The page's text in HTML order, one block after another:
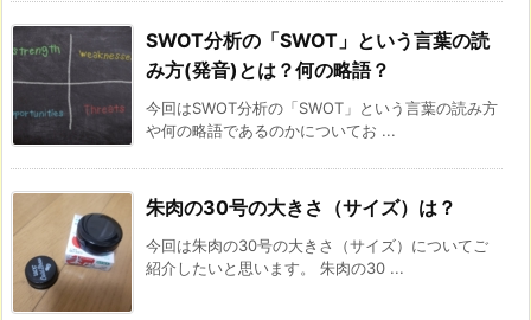
SWOT分析の「SWOT」という言葉の読
み方(発音)とは？何の略語？
今回はSWOT分析の「SWOT」という言葉の読み方
や何の略語であるのかについてお ...
朱肉の30号の大きさ（サイズ）は？
今回は朱肉の30号の大きさ（サイズ）についてご
紹介したいと思います。 朱肉の30 ...